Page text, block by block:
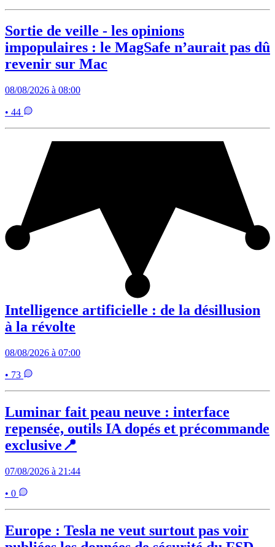
Sortie de veille - les opinions
impopulaires : le MagSafe n’aurait pas dû
revenir sur Mac
08/08/2026 à 08:00
• 44
Intelligence artificielle : de la désillusion
à la révolte
08/08/2026 à 07:00
• 73
Luminar fait peau neuve : interface
repensée, outils IA dopés et précommande
exclusive📍
07/08/2026 à 21:44
• 0
Europe : Tesla ne veut surtout pas voir